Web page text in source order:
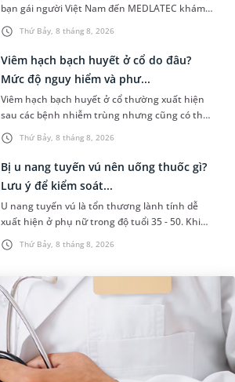
Thứ Bảy, 8 tháng 8, 2026
bạn gái người Việt Nam đến MEDLATEC khám
sức khỏe tiền hôn nhân. Qua thăm khám và
làm các xét nghiệm chuyên sâu,...
Thứ Bảy, 8 tháng 8, 2026
Viêm hạch bạch huyết ở cổ do đâu?
Mức độ nguy hiểm và phư...
Viêm hạch bạch huyết ở cổ thường xuất hiện
sau các bệnh nhiễm trùng nhưng cũng có thể
liên quan đến lao hạch hoặc ung thư. Để tìm
hiểu nguyên nhân gây viêm,...
Thứ Bảy, 8 tháng 8, 2026
Bị u nang tuyến vú nên uống thuốc gì?
Lưu ý để kiểm soát...
U nang tuyến vú là tổn thương lành tính dễ
xuất hiện ở phụ nữ trong độ tuổi 35 - 50. Khi
được chẩn đoán mắc bệnh, nhiều người
thường băn khoăn u nang tuyến v...